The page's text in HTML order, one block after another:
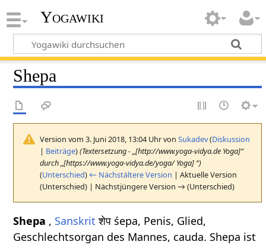
Yogawiki
Shepa
Version vom 3. Juni 2018, 13:04 Uhr vonSukadev(Diskussion
| Beiträge)(Textersetzung - „[http://www.yoga-vidya.de Yoga]“
durch „[https://www.yoga-vidya.de/yoga/ Yoga] “)
(Unterschied) ← Nächstältere Version | Aktuelle Version
(Unterschied) | Nächstjüngere Version → (Unterschied)
Shepa , Sanskrit शेप śepa, Penis, Glied,
Geschlechtsorgan des Mannes, cauda. Shepa ist